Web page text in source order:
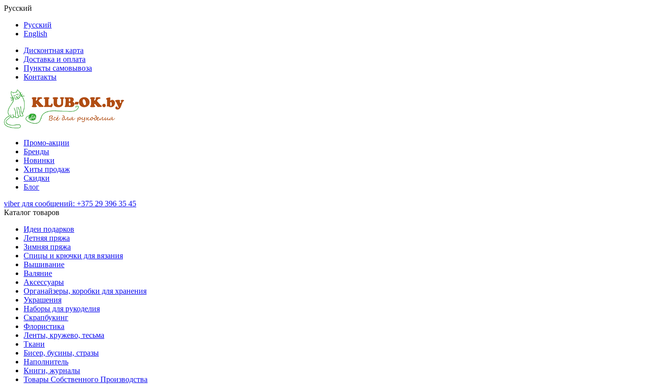
Русский
Русский
English
Дисконтная карта
Доставка и оплата
Пункты самовывоза
Контакты
Промо-акции
Бренды
Новинки
Хиты продаж
Скидки
Блог
viber для сообщений: +375 29 396 35 45
Каталог товаров
Идеи подарков
Летняя пряжа
Зимняя пряжа
Спицы и крючки для вязания
Вышивание
Валяние
Аксессуары
Органайзеры, коробки для хранения
Украшения
Наборы для рукоделия
Скрапбукинг
Флористика
Ленты, кружево, тесьма
Ткани
Бисер, бусины, стразы
Наполнитель
Книги, журналы
Товары Собственного Производства